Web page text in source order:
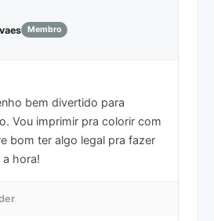
Membro
bem divertido para
Vou imprimir pra colorir com
bom ter algo legal pra fazer
hora!